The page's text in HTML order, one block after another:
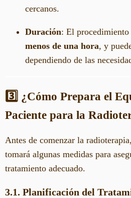
cercanos.
Duración: El procedimiento
menos de una hora, y
dependiendo de las
3️⃣ ¿Cómo Prepara el
Paciente para la
Antes de comenzar la
tomará algunas medidas para
tratamiento adecuado.
3.1. Planificación del